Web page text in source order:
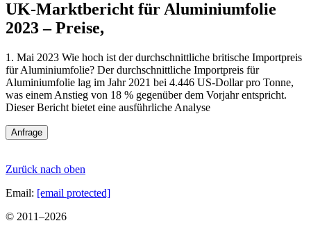
UK-Marktbericht für Aluminiumfolie
2023 – Preise,
1. Mai 2023 Wie hoch ist der durchschnittliche britische Importpreis
für Aluminiumfolie? Der durchschnittliche Importpreis für
Aluminiumfolie lag im Jahr 2021 bei 4.446 US-Dollar pro Tonne,
was einem Anstieg von 18 % gegenüber dem Vorjahr entspricht.
Dieser Bericht bietet eine ausführliche Analyse
Anfrage
Zurück nach oben
Email: [email protected]
© 2011–2026